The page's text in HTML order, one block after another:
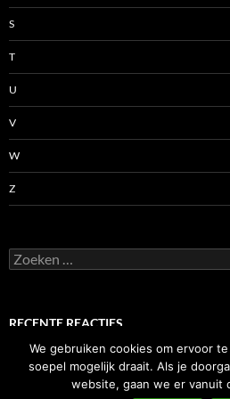
S
T
U
V
W
Z
Zoeken
naar:
RECENTE REACTIES
We gebruiken cookies om ervoor
soepel mogelijk draait. Als je
website, gaan we er vanuit